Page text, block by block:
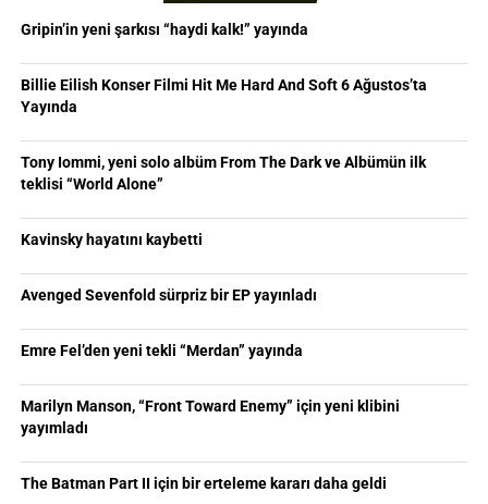
Gripin’in yeni şarkısı “haydi kalk!” yayında
Billie Eilish Konser Filmi Hit Me Hard And Soft 6 Ağustos’ta
Yayında
Tony Iommi, yeni solo albüm From The Dark ve Albümün ilk
teklisi “World Alone”
Kavinsky hayatını kaybetti
Avenged Sevenfold sürpriz bir EP yayınladı
Emre Fel’den yeni tekli “Merdan” yayında
Marilyn Manson, “Front Toward Enemy” için yeni klibini
yayımladı
The Batman Part II için bir erteleme kararı daha geldi